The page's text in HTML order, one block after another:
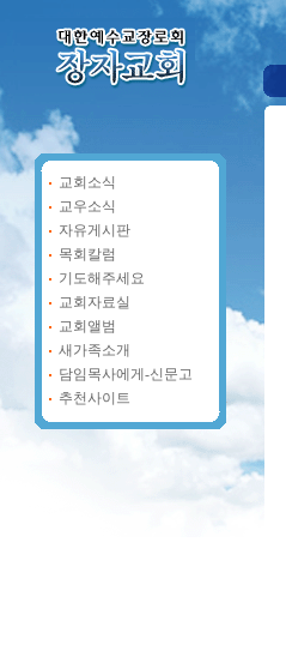
교회소식
교우소식
자유게시판
목회칼럼
기도해주세요
교회자료실
교회앨범
새가족소개
담임목사에게-신문고
추천사이트